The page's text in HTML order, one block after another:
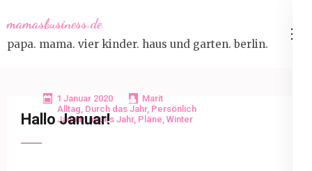
to
content
mamasbusiness.de
papa. mama. vier kinder. haus und garten. berlin.
1 Januar 2020
Marit
Alltag, Durch das Jahr, Persönlich
Januar,neues Jahr, Pläne, Winter
Hallo Januar!